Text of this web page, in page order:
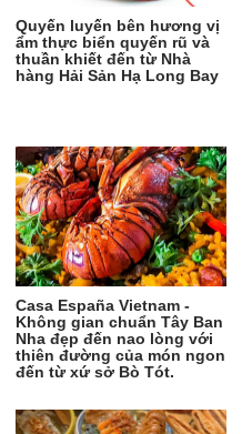
Quyến luyến bên hương vị
ẩm thực biển quyến rũ và
thuần khiết đến từ Nhà
hàng Hải Sản Hạ Long Bay
Casa España Vietnam -
Không gian chuẩn Tây Ban
Nha đẹp đến nao lòng với
thiên đường của món ngon
đến từ xứ sở Bò Tót.